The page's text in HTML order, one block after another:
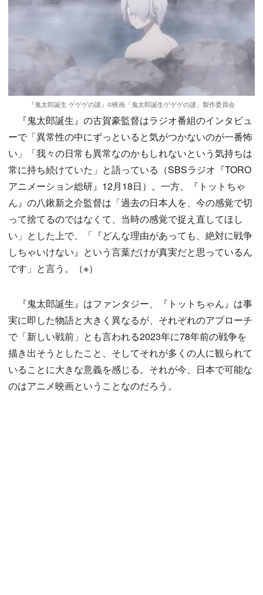
『鬼太郎誕生 ゲゲゲの謎』©︎映画「鬼太郎誕生ゲゲゲの謎」製作委員会
『鬼太郎誕生』の古賀豪監督はラジオ番組のインタビュ
ーで「異常性の中にずっといると気がつかないのが一番怖
い」「我々の日常も異常なのかもしれないという気持ちは
常に持ち続けていた」と語っている（SBSラジオ『TORO
アニメーション総研』12月18日）。一方、『トットちゃ
ん』の八鍬新之介監督は「過去の日本人を、今の感覚で切
って捨てるのではなくて、当時の感覚で捉え直してほし
い」とした上で、「『どんな理由があっても、絶対に戦争
しちゃいけない』という言葉だけが真実だと思っているん
です」と言う。（※）
『鬼太郎誕生』はファンタジー、『トットちゃん』は事
実に即した物語と大きく異なるが、それぞれのアプローチ
で「新しい戦前」とも言われる2023年に78年前の戦争を
描き出そうとしたこと、そしてそれが多くの人に観られて
いることに大きな意義を感じる。それが今、日本で可能な
のはアニメ映画ということなのだろう。